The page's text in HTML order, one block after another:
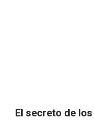
El secreto de